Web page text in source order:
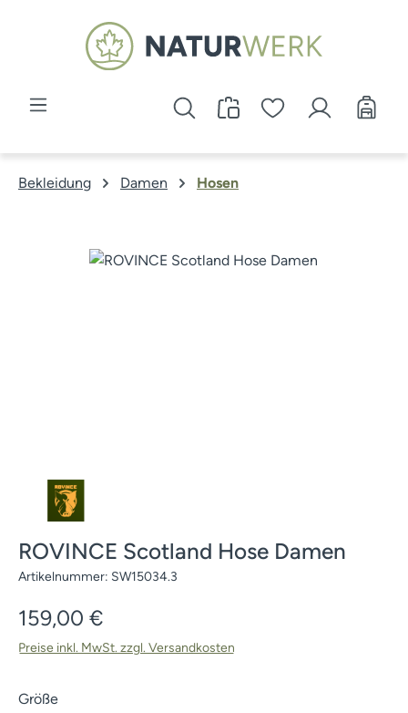
Zum Hauptinhalt springen
Bekleidung Damen Hosen
Bildergalerie überspringen
ROVINCE Scotland Hose Damen
Artikelnummer: SW15034.3
Regulärer Preis:
159,00 €
Preise inkl. MwSt. zzgl. Versandkosten
Größeauswählen